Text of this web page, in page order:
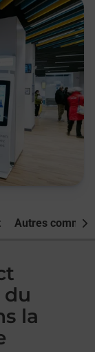
Autres
du
la